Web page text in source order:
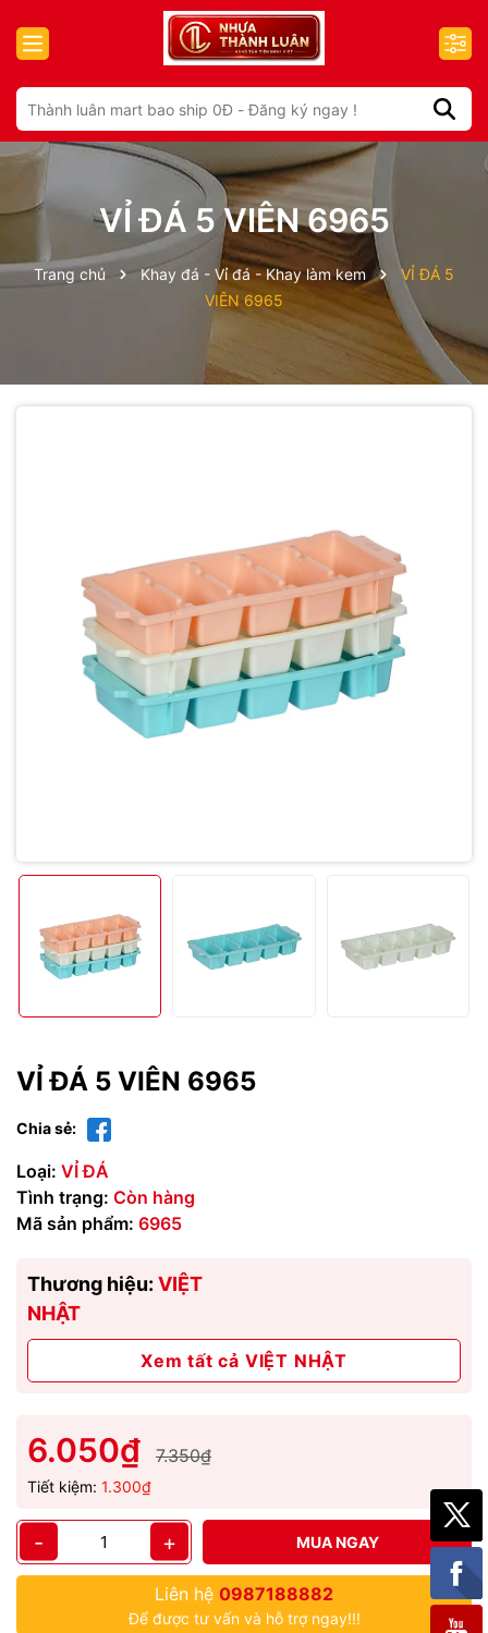
VỈ ĐÁ 5 VIÊN 6965
Trang chủ Khay đá - Vỉ đá - Khay làm kem
VỈ ĐÁ 5
VIÊN 6965
VỈ ĐÁ 5 VIÊN 6965
Chia sẻ:
Loại: VỈ ĐÁ
Tình trạng: Còn hàng
Mã sản phẩm: 6965
Thương hiệu: VIỆT
NHẬT
Xem tất cả VIỆT NHẬT
6.050₫ 7.350₫
Tiết kiệm: 1.300₫
- + MUA NGAY
Liên hệ 0987188882
Để được tư vấn và hỗ trợ ngay!!!